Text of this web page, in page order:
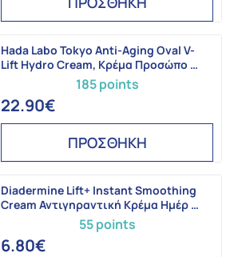
185 points
Hada Labo Tokyo Anti-Aging Oval V-
Lift Hydro Cream, Κρέμα Προσώπο …
22.90€
ΠΡΟΣΘΗΚΗ
55 points
Diadermine Lift+ Instant Smoothing
Cream Αντιγηραντική Κρέμα Ημέρ …
6.80€